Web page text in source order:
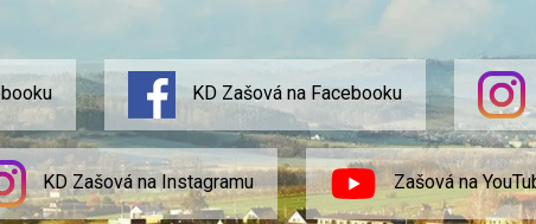
KD Zašová na Facebooku
KD Zašová na Instagramu Zašová na